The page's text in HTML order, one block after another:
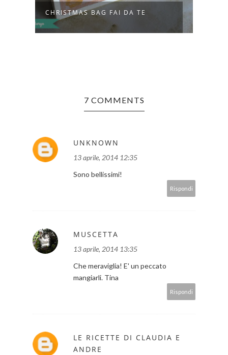
CHRISTMAS BAG FAI DA TE
7 COMMENTS
UNKNOWN
13 aprile, 2014 12:35
Sono bellissimi!
Rispondi
MUSCETTA
13 aprile, 2014 13:35
Che meraviglia! E' un peccato
mangiarli. Tina
Rispondi
LE RICETTE DI CLAUDIA E
ANDRE